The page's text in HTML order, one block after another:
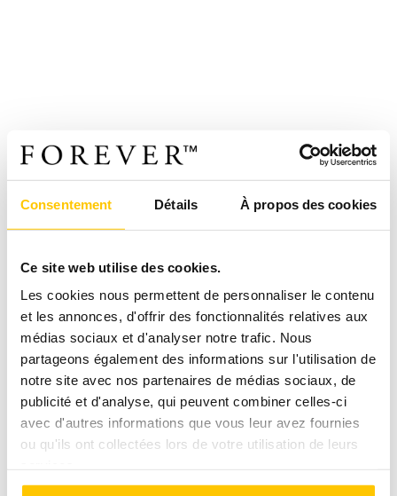
Consentement Détails À propos des cookies
Ce site web utilise des cookies.
Les cookies nous permettent de personnaliser le contenu
et les annonces, d'offrir des fonctionnalités relatives aux
médias sociaux et d'analyser notre trafic. Nous
partageons également des informations sur l'utilisation de
notre site avec nos partenaires de médias sociaux, de
publicité et d'analyse, qui peuvent combiner celles-ci
avec d'autres informations que vous leur avez fournies
ou qu'ils ont collectées lors de votre utilisation de leurs